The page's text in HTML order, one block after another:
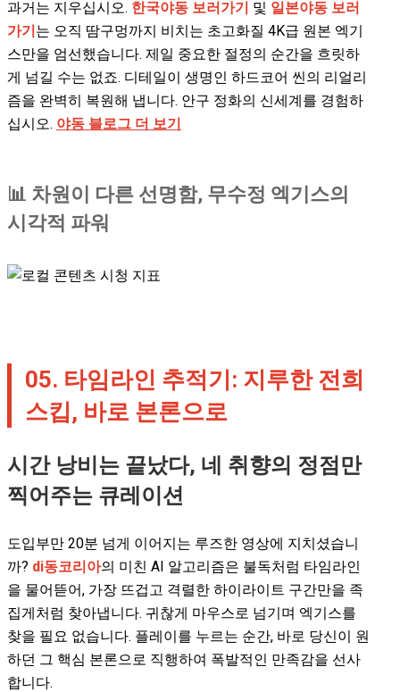
과거는 지우십시오. 한국야동 보러가기 및 일본야동 보러
가기 는 오직 땀구멍까지 비치는 초고화질 4K급 원본 엑기
스만을 엄선했습니다. 제일 중요한 절정의 순간을 흐릿하
게 넘길 수는 없죠. 디테일이 생명인 하드코어 씬의 리얼리
즘을 완벽히 복원해 냅니다. 안구 정화의 신세계를 경험하
십시오. 야동 블로그 더 보기
📊 차원이 다른 선명함, 무수정 엑기스의
시각적 파워
05. 타임라인 추적기: 지루한 전희
스킵, 바로 본론으로
시간 낭비는 끝났다, 네 취향의 정점만
찍어주는 큐레이션
도입부만 20분 넘게 이어지는 루즈한 영상에 지치셨습니
까? di동코리아의 미친 AI 알고리즘은 불독처럼 타임라인
을 물어뜯어, 가장 뜨겁고 격렬한 하이라이트 구간만을 족
집게처럼 찾아냅니다. 귀찮게 마우스로 넘기며 엑기스를
찾을 필요 없습니다. 플레이를 누르는 순간, 바로 당신이 원
하던 그 핵심 본론으로 직행하여 폭발적인 만족감을 선사
합니다.